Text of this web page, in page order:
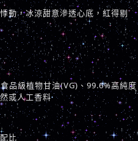
動，冰涼甜意滲透心底，紅得剔
品級植物甘油(VG)、99.6%高純度
或人工香料
比